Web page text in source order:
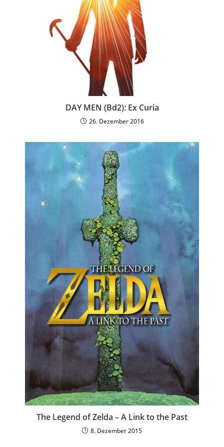
DAY MEN (Bd2): Ex Curia
26. Dezember 2016
The Legend of Zelda – A Link to the Past
8. Dezember 2015